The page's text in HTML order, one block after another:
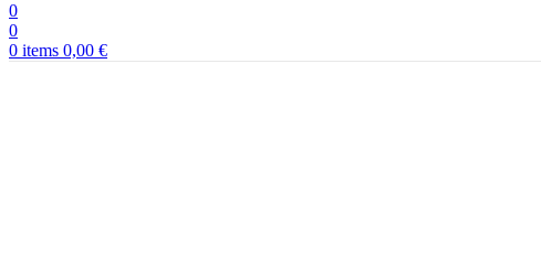
0
0
0 items 0,00 €